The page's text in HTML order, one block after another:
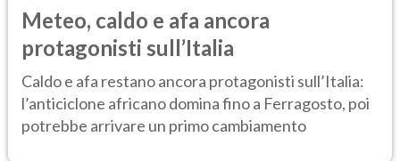
Meteo, caldo e afa ancora
protagonisti sull’Italia
Caldo e afa restano ancora protagonisti sull’Italia:
l’anticiclone africano domina fino a Ferragosto, poi
potrebbe arrivare un primo cambiamento